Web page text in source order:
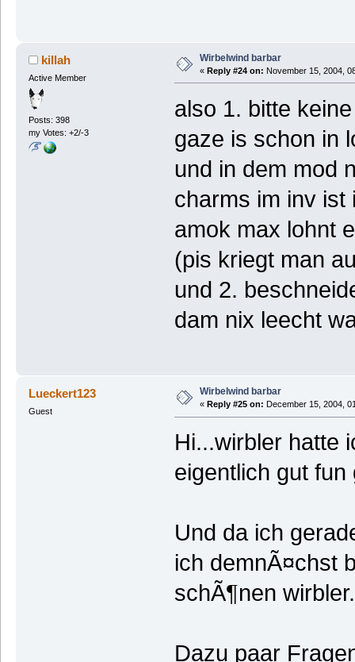
killah
Active Member
Posts: 398
my Votes: +2/-3
Wirbelwind barbar
« Reply #24 on: November 15, 2004,
also 1. bitte
gaze is schon in
und in dem mod
charms im inv ist
amok max lohnt
(pis kriegt man
und 2.
dam nix leecht
Lueckert123
Guest
Wirbelwind barbar
« Reply #25 on: December 15, 2004,
Hi...wirbler hatte
eigentlich gut fun
Und da ich
ich demnÃ¤chst
schÃ¶nen
Dazu paar